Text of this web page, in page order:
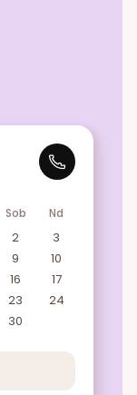
Sob Nd
2
3
9
10
16
17
23
24
30